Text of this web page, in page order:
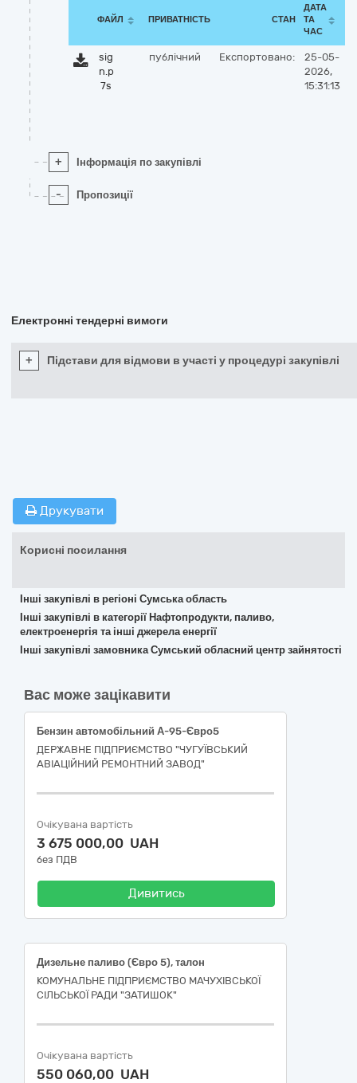
ФАЙЛ ПРИВАТНІСТЬ СТАН
ДАТА
ТА
ЧАС
sig
n.p
7s
публічний Експортовано:
25-05-
2026,
15:31:13
+ Інформація по закупівлі
- Пропозиції
Електронні тендерні вимоги
+ Підстави для відмови в участі у процедурі закупівлі
Друкувати
Корисні посилання
Інші закупівлі в регіоні Сумська область
Інші закупівлі в категорії Нафтопродукти, паливо,
електроенергія та інші джерела енергії
Інші закупівлі замовника Сумський обласний центр зайнятості
Вас може зацікавити
Бензин автомобільний А-95-Євро5
ДЕРЖАВНЕ ПІДПРИЄМСТВО "ЧУГУЇВСЬКИЙ
АВІАЦІЙНИЙ РЕМОНТНИЙ ЗАВОД"
Очікувана вартість
3 675 000,00 UAH
без ПДВ
Дивитись
Дизельне паливо (Євро 5), талон
КОМУНАЛЬНЕ ПІДПРИЄМСТВО МАЧУХІВСЬКОЇ
СІЛЬСЬКОЇ РАДИ "ЗАТИШОК"
Очікувана вартість
550 060,00 UAH